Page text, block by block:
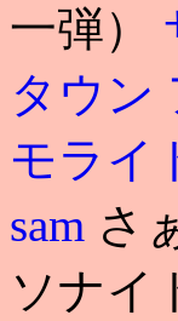
一弾）
タウン
モライ
sam さ
ソナイ